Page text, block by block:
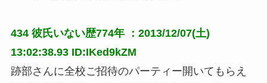
434 彼氏いない歴774年
：2013/12/07(土)
13:02:38.93 ID:IKed9kZM
跡部さんに全校ご招待のパーティー開いてもらえ